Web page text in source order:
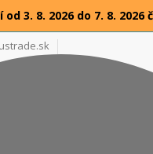
3. 8. 2026 do 7. 8.